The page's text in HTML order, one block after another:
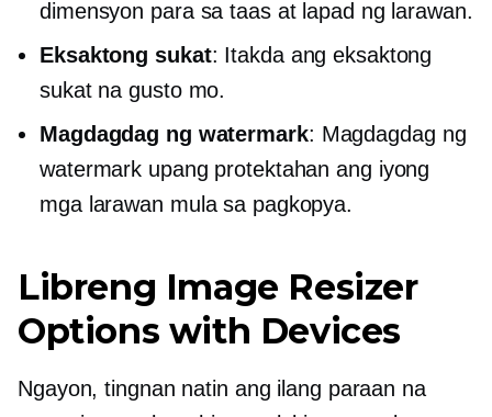
dimensyon para sa taas at lapad ng larawan.
Eksaktong sukat: Itakda ang eksaktong
sukat na gusto mo.
Magdagdag ng watermark: Magdagdag ng
watermark upang protektahan ang iyong
mga larawan mula sa pagkopya.
Libreng Image Resizer
Options with Devices
Ngayon, tingnan natin ang ilang paraan na